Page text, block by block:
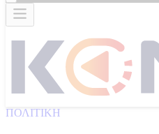
ΠΟΛΙΤΙΚΗ